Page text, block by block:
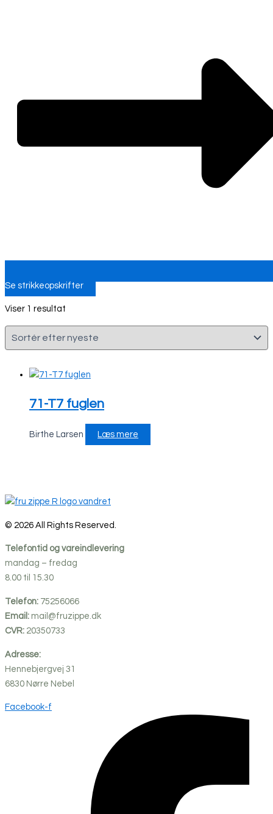
Se strikkeopskrifter
Viser 1 resultat
71-T7 fuglen
Birthe Larsen Læs mere
© 2026 All Rights Reserved.
Telefontid og vareindlevering
mandag – fredag
8.00 til 15.30
Telefon: 75256066
Email: mail@fruzippe.dk
CVR: 20350733
Adresse:
Hennebjergvej 31
6830 Nørre Nebel
Facebook-f